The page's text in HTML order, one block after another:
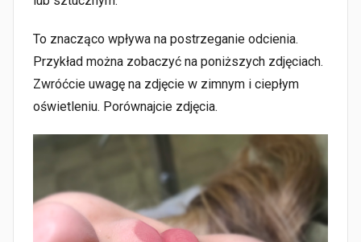
To znacząco wpływa na postrzeganie odcienia.
Przykład można zobaczyć na poniższych zdjęciach.
Zwróćcie uwagę na zdjęcie w zimnym i ciepłym
oświetleniu. Porównajcie zdjęcia.